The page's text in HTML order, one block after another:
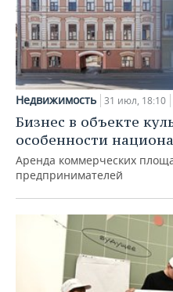
Недвижимость 31 июл, 18:10
Бизнес в объекте
особенности
Аренда коммерческих
предпринимателей